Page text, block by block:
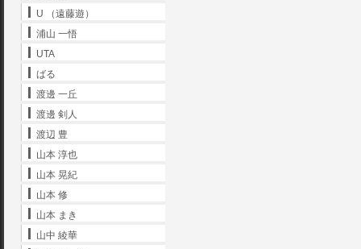
U （遠藤遊）
浦山 一悟
UTA
ばる
渡邊 一丘
渡邊 剣人
渡辺 豊
山本 淳也
山本 晃紀
山本 修
山本 まき
山中 綾華